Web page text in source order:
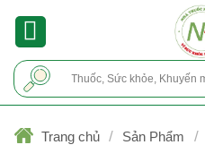
Trang chủ / Sản Phẩm /